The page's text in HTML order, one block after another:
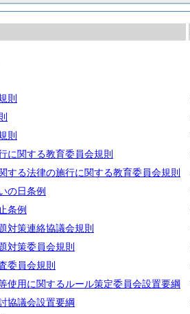
則
則
に関する教育委員会規則
する法律の施行に関する教育委員会規則
の日条例
条例
対策連絡協議会規則
対策委員会規則
委員会規則
使用に関するルール策定委員会設置要綱
協議会設置要綱